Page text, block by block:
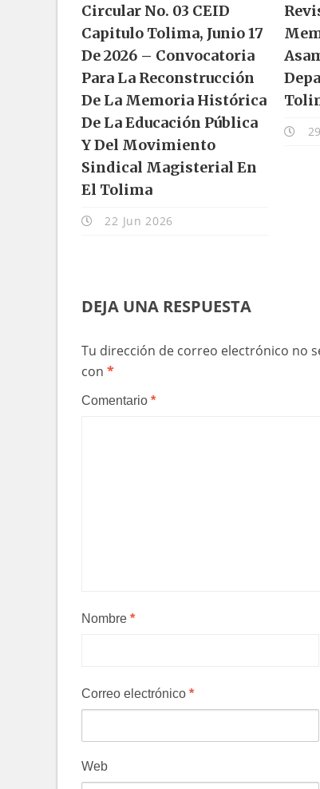
Circular No. 03 CEID
Capitulo Tolima, Junio 17
De 2026 – Convocatoria
Para La Reconstrucción
De La Memoria Histórica
De La Educación Pública
Y Del Movimiento
Sindical Magisterial En
El Tolima
22 Jun 2026
DEJA UNA RESPUESTA
Tu dirección de correo electrónico no
con *
Comentario *
Nombre *
Correo electrónico *
Web